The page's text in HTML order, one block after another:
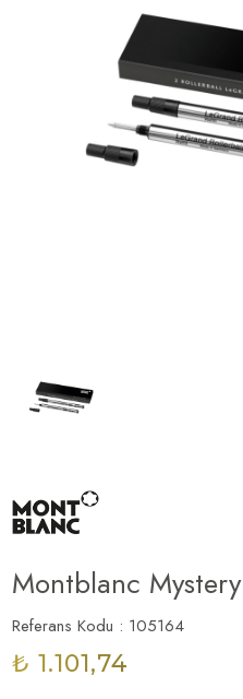
Montblanc Mystery
Referans Kodu : 105164
₺ 1.101,74